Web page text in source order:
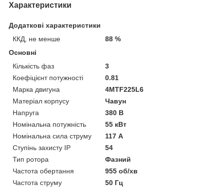
Характеристики
Додаткові характеристики
ККД, не менше
88 %
Основні
Кількість фаз
3
Коефіцієнт потужності
0.81
Марка двигуна
4MTF225L6
Матеріал корпусу
Чавун
Напруга
380 В
Номінальна потужність
55 кВт
Номінальна сила струму
117 А
Ступінь захисту IP
54
Тип ротора
Фазний
Частота обертання
955 об/хв
Частота струму
50 Гц